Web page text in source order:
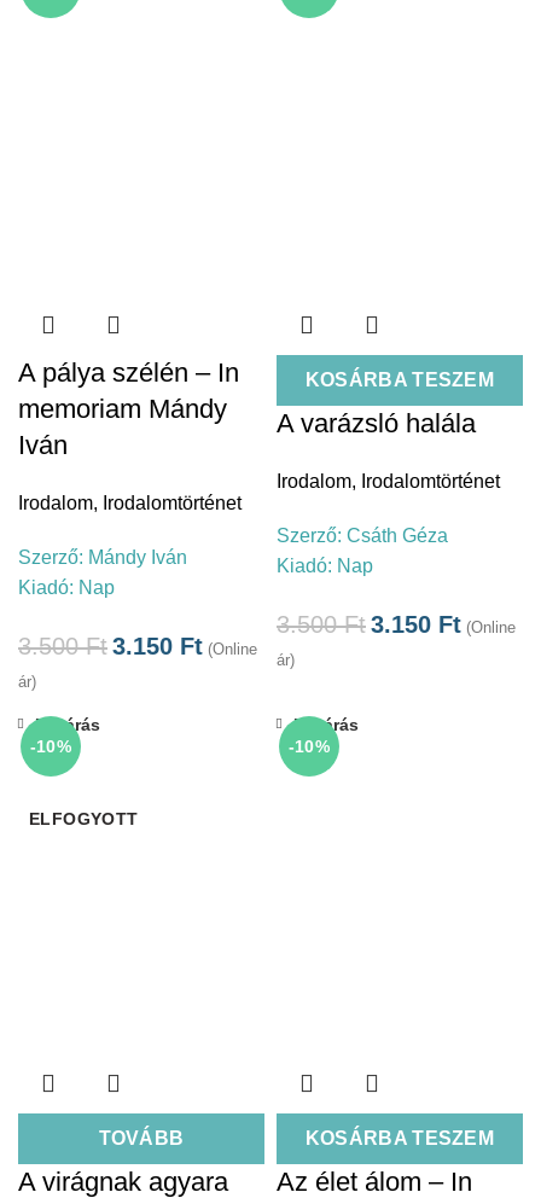
A pálya szélén – In
memoriam Mándy
Iván
Irodalom, Irodalomtörténet
Szerző: Mándy Iván
Kiadó: Nap
3.500Ft3.150 Ft (Online
ár)
KOSÁRBA TESZEM
A varázsló halála
Irodalom, Irodalomtörténet
Szerző: Csáth Géza
Kiadó: Nap
3.500Ft3.150 Ft (Online
ár)
-10%
ELFOGYOTT
TOVÁBB
Bezárás
A virágnak agyara
-10%
KOSÁRBA TESZEM
Bezárás
Az élet álom – In